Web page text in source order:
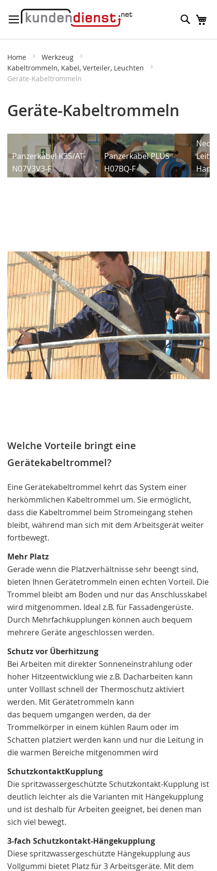
zum
Suche
Home
Werkzeug
Kabeltrommeln, Kabel, Verteiler, Leuchten
Geräte-Kabeltrommeln
Geräte-Kabeltrommeln
Panzerkabel K35/AT-
N07V3V3-F
Panzerkabel PLUS
H07BQ-F
Welche Vorteile bringt eine
Gerätekabeltrommel?
Eine Gerätekabeltrommel kehrt das System einer
herkömmlichen Kabeltrommel um. Sie ermöglicht,
dass die Kabeltrommel beim Stromeingang stehen
bleibt, während man sich mit dem Arbeitsgerät weiter
fortbewegt.
Mehr Platz
Gerade wenn die Platzverhältnisse sehr beengt sind,
bieten Ihnen Gerätetrommeln einen echten Vorteil. Die
Trommel bleibt am Boden und nur das Anschlusskabel
wird mitgenommen. Ideal z.B. für Fassadengerüste.
Durch Mehrfachkupplungen können auch bequem
mehrere Geräte angeschlossen werden.
Schutz vor Überhitzung
Bei Arbeiten mit direkter Sonneneinstrahlung oder
hoher Hitzeentwicklung wie z.B. Dacharbeiten kann
unter Volllast schnell der Thermoschutz aktiviert
werden. Mit Gerätetrommeln kann
das bequem umgangen werden, da der
Trommelkörper in einem kühlen Raum oder im
Schatten platziert werden kann und nur die Leitung in
die warmen Bereiche mitgenommen wird
SchutzkontaktKupplung
Die spritzwassergeschützte Schutzkontakt-Kupplung ist
deutlich leichter als die Varianten mit Hängekupplung
und ist deshalb für Arbeiten geeignet, bei denen man
sich viel bewegt.
3-fach Schutzkontakt-Hängekupplung
Diese spritzwassergeschützte Hängekupplung aus
Vollgummi bietet Platz für 3 Arbeitsgeräte. Mit dem